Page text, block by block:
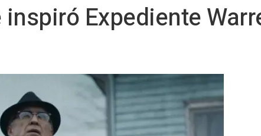
Expediente